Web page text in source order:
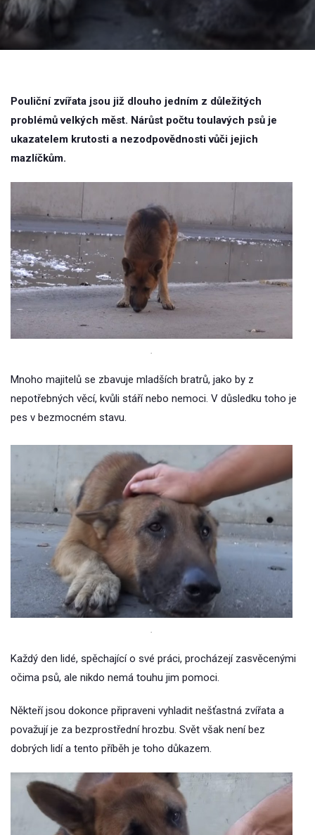
Pouliční zvířata jsou již dlouho jedním z důležitých
problémů velkých měst. Nárůst počtu toulavých psů je
ukazatelem krutosti a nezodpovědnosti vůči jejich
mazlíčkům.
Mnoho majitelů se zbavuje mladších bratrů, jako by z
nepotřebných věcí, kvůli stáří nebo nemoci. V důsledku toho je
pes v bezmocném stavu.
.
Každý den lidé, spěchající o své práci, procházejí zasvěcenými
očima psů, ale nikdo nemá touhu jim pomoci.
Někteří jsou dokonce připraveni vyhladit nešťastná zvířata a
považují je za bezprostřední hrozbu. Svět však není bez
dobrých lidí a tento příběh je toho důkazem.